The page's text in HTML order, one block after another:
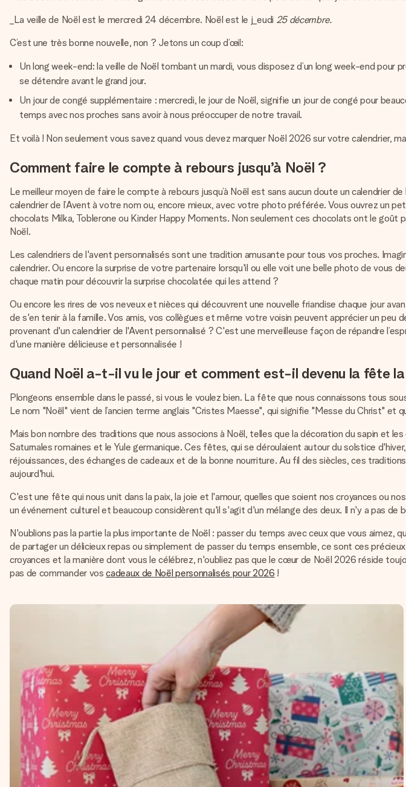
_La veille de Noël est le mercredi 24 décembre. Noël est le j_eudi 25 décembre.
C’est une très bonne nouvelle, non ? Jetons un coup d’œil:
Un long week-end: la veille de Noël tombant un mardi, vous disposez d’un long week-end
se détendre avant le grand jour.
Un jour de congé supplémentaire : mercredi, le jour de Noël, signifie un jour de congé pour
temps avec nos proches sans avoir à nous préoccuper de notre travail.
Et voilà ! Non seulement vous savez quand vous devez marquer Noël 2026 sur votre calendrier,
Comment faire le compte à rebours jusqu’à Noël ?
Le meilleur moyen de faire le compte à rebours jusqu’à Noël est sans aucun doute un calendrier
calendrier de l’Avent à votre nom ou, encore mieux, avec votre photo préférée. Vous ouvrez un
chocolats Milka, Toblerone ou Kinder Happy Moments. Non seulement ces chocolats ont le goût
Noël.
Les calendriers de l'avent personnalisés sont une tradition amusante pour tous vos proches.
calendrier. Ou encore la surprise de votre partenaire lorsqu'il ou elle voit une belle photo de vous
chaque matin pour découvrir la surprise chocolatée qui les attend ?
Ou encore les rires de vos neveux et nièces qui découvrent une nouvelle friandise chaque jour
de s'en tenir à la famille. Vos amis, vos collègues et même votre voisin peuvent apprécier un
provenant d'un calendrier de l'Avent personnalisé ? C'est une merveilleuse façon de répandre
d'une manière délicieuse et personnalisée !
Quand Noël a-t-il vu le jour et comment est-il devenu la fête la
Plongeons ensemble dans le passé, si vous le voulez bien. La fête que nous connaissons tous
Le nom "Noël" vient de l’ancien terme anglais "Cristes Maesse", qui signifie "Messe du Christ"
Mais bon nombre des traditions que nous associons à Noël, telles que la décoration du sapin et
Saturnales romaines et le Yule germanique. Ces fêtes, qui se déroulaient autour du solstice
réjouissances, des échanges de cadeaux et de la bonne nourriture. Au fil des siècles, ces
aujourd'hui.
C'est une fête qui nous unit dans la paix, la joie et l'amour, quelles que soient nos croyances ou
un événement culturel et beaucoup considèrent qu'il s'agit d'un mélange des deux. Il n'y a pas
N'oublions pas la partie la plus importante de Noël : passer du temps avec ceux que vous
de partager un délicieux repas ou simplement de passer du temps ensemble, ce sont ces
croyances et la manière dont vous le célébrez, n'oubliez pas que le cœur de Noël 2026 réside
pas de commander voscadeaux de Noël personnalisés pour 2026 !